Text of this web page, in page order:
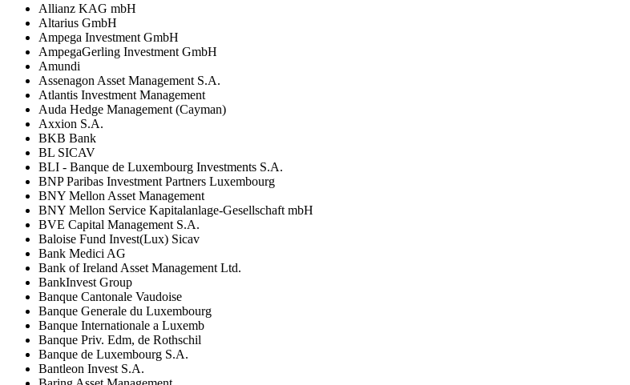
Allianz KAG mbH
Altarius GmbH
Ampega Investment GmbH
AmpegaGerling Investment GmbH
Amundi
Assenagon Asset Management S.A.
Atlantis Investment Management
Auda Hedge Management (Cayman)
Axxion S.A.
BKB Bank
BL SICAV
BLI - Banque de Luxembourg Investments S.A.
BNP Paribas Investment Partners Luxembourg
BNY Mellon Asset Management
BNY Mellon Service Kapitalanlage-Gesellschaft mbH
BVE Capital Management S.A.
Baloise Fund Invest(Lux) Sicav
Bank Medici AG
Bank of Ireland Asset Management Ltd.
BankInvest Group
Banque Cantonale Vaudoise
Banque Generale du Luxembourg
Banque Internationale a Luxemb
Banque Priv. Edm, de Rothschil
Banque de Luxembourg S.A.
Bantleon Invest S.A.